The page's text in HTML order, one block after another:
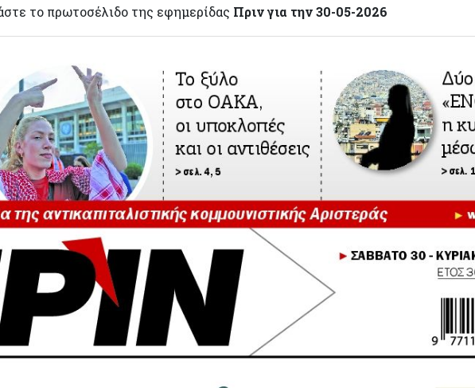
το πρωτοσέλιδο της εφημερίδας Πριν για την 30-05-2026